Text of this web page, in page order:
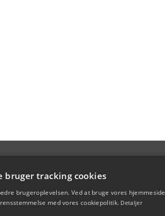
bruger tracking cookies
brugeroplevelsen. Ved at bruge vores hjemmeside
med vores cookiepolitik. Detaljer